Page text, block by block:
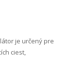
je určený pre
ciest,